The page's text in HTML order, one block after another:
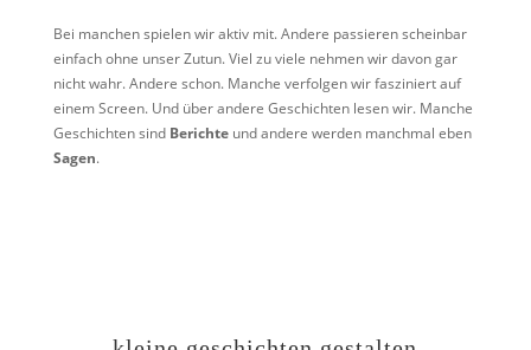
Bei manchen spielen wir aktiv mit. Andere passieren scheinbar
einfach ohne unser Zutun. Viel zu viele nehmen wir davon gar
nicht wahr. Andere schon. Manche verfolgen wir fasziniert auf
einem Screen. Und über andere Geschichten lesen wir. Manche
Geschichten sind Berichteund andere werden manchmal eben
Sagen.